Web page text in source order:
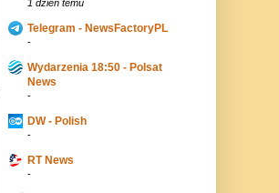
1 dzień temu
Telegram - NewsFactoryPL
-
Wydarzenia 18:50 - Polsat
News
-
DW - Polish
-
RT News
-